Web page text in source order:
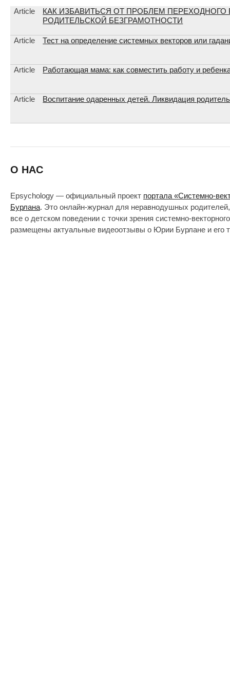
Article
КАК ИЗБАВИТЬСЯ ОТ ПРОБЛЕМ ПЕРЕХОДНОГО
РОДИТЕЛЬСКОЙ БЕЗГРАМОТНОСТИ
Article Тест на определение системных векторов или
Article Работающая мама: как совместить работу и
Article Воспитание одаренных детей. Ликвидация
О НАС
Epsychology — официальный проект портала «Системно-
Бурлана. Это онлайн-журнал для неравнодушных
все о детском поведении с точки зрения системно-
размещены актуальные видеоотзывы о Юрии Бурлане и его